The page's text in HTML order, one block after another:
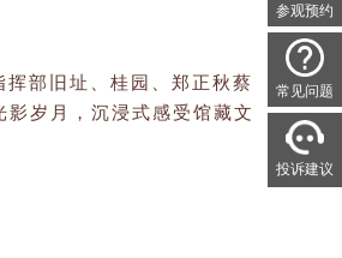
参观预约
常见问题
投诉建议
部旧址、桂园、郑正秋蔡
岁月，沉浸式感受馆藏文